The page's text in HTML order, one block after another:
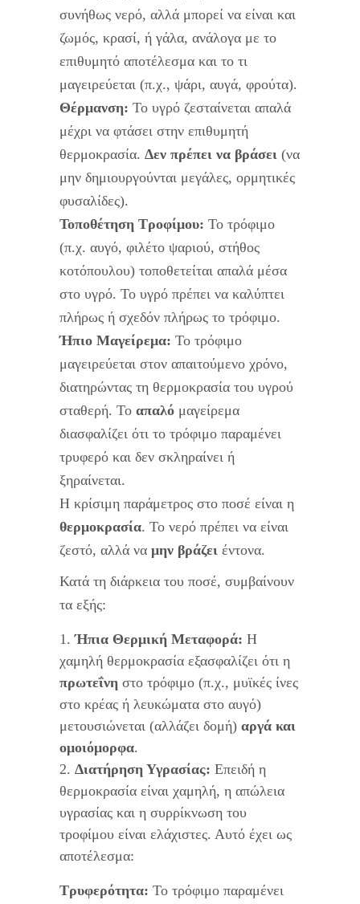
συνήθως νερό, αλλά μπορεί να είναι και
ζωμός, κρασί, ή γάλα, ανάλογα με το
επιθυμητό αποτέλεσμα και το τι
μαγειρεύεται (π.χ., ψάρι, αυγά, φρούτα).
Θέρμανση: Το υγρό ζεσταίνεται απαλά
μέχρι να φτάσει στην επιθυμητή
θερμοκρασία. Δεν πρέπει να βράσει (να
μην δημιουργούνται μεγάλες, ορμητικές
φυσαλίδες).
Τοποθέτηση Τροφίμου: Το τρόφιμο
(π.χ. αυγό, φιλέτο ψαριού, στήθος
κοτόπουλου) τοποθετείται απαλά μέσα
στο υγρό. Το υγρό πρέπει να καλύπτει
πλήρως ή σχεδόν πλήρως το τρόφιμο.
Ήπιο Μαγείρεμα: Το τρόφιμο
μαγειρεύεται στον απαιτούμενο χρόνο,
διατηρώντας τη θερμοκρασία του υγρού
σταθερή. Το απαλό μαγείρεμα
διασφαλίζει ότι το τρόφιμο παραμένει
τρυφερό και δεν σκληραίνει ή
ξηραίνεται.
Η κρίσιμη παράμετρος στο ποσέ είναι η
θερμοκρασία. Το νερό πρέπει να είναι
ζεστό, αλλά να μην βράζει έντονα.
Κατά τη διάρκεια του ποσέ, συμβαίνουν
τα εξής:
Ήπια Θερμική Μεταφορά: Η
χαμηλή θερμοκρασία εξασφαλίζει ότι η
πρωτεΐνη στο τρόφιμο (π.χ., μυϊκές ίνες
στο κρέας ή λευκώματα στο αυγό)
μετουσιώνεται (αλλάζει δομή) αργά και
ομοιόμορφα.
Διατήρηση Υγρασίας: Επειδή η
θερμοκρασία είναι χαμηλή, η απώλεια
υγρασίας και η συρρίκνωση του
τροφίμου είναι ελάχιστες. Αυτό έχει ως
αποτέλεσμα:
Τρυφερότητα: Το τρόφιμο παραμένει